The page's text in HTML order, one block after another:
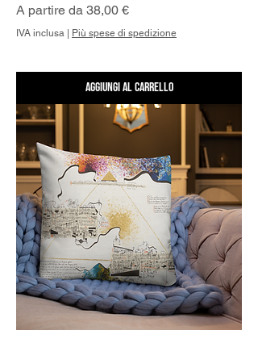
A partire da 38,00 €
Prezzo scontato
IVA inclusa | Più spese di spedizione
Aggiungi al carrello